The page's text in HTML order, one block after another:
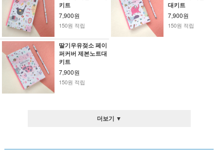
키트
7,900원
150원 적립
대키트
7,900원
150원 적립
딸기우유젖소 페이
퍼커버 제본노트대
키트
7,900원
150원 적립
더보기 ▼